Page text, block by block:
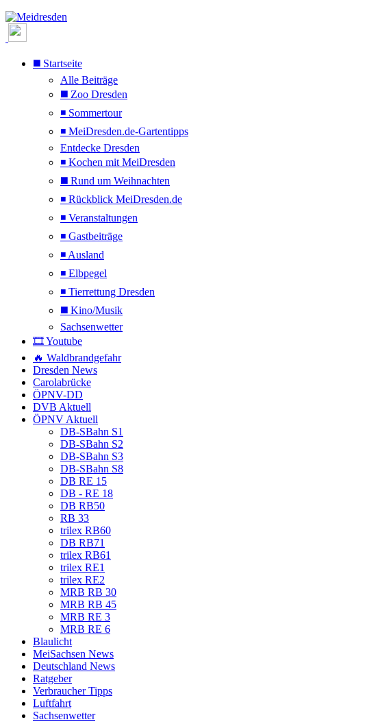
◼️ Startseite
Alle Beiträge
◼️ Zoo Dresden
◾ Sommertour
◾ MeiDresden.de-Gartentipps
Entdecke Dresden
◾ Kochen mit MeiDresden
◼️ Rund um Weihnachten
◾ Rückblick MeiDresden.de
◾ Veranstaltungen
◾ Gastbeiträge
◾ Ausland
◾ Elbpegel
◾ Tierrettung Dresden
◼️ Kino/Musik
Sachsenwetter
🎞️ Youtube
🔥 Waldbrandgefahr
Dresden News
Carolabrücke
ÖPNV-DD
DVB Aktuell
ÖPNV Aktuell
DB-SBahn S1
DB-SBahn S2
DB-SBahn S3
DB-SBahn S8
DB RE 15
DB - RE 18
DB RB50
RB 33
trilex RB60
DB RB71
trilex RB61
trilex RE1
trilex RE2
MRB RB 30
MRB RB 45
MRB RE 3
MRB RE 6
Blaulicht
MeiSachsen News
Deutschland News
Ratgeber
Verbraucher Tipps
Luftfahrt
Sachsenwetter